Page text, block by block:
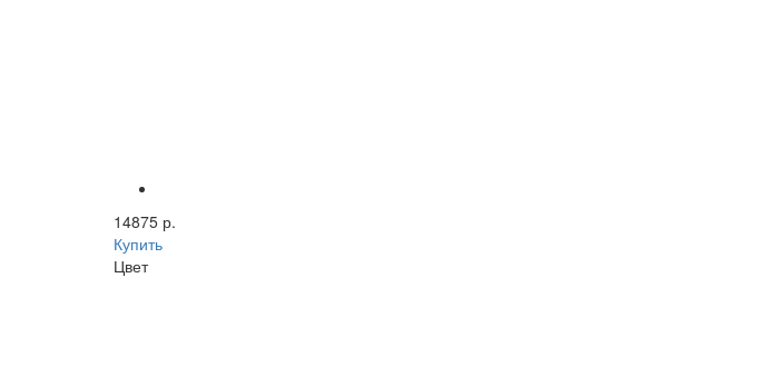
14875 р.
Купить
Цвет